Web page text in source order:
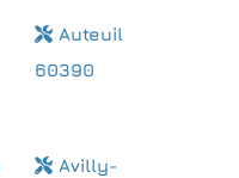
Auteuil
60390
Avilly-